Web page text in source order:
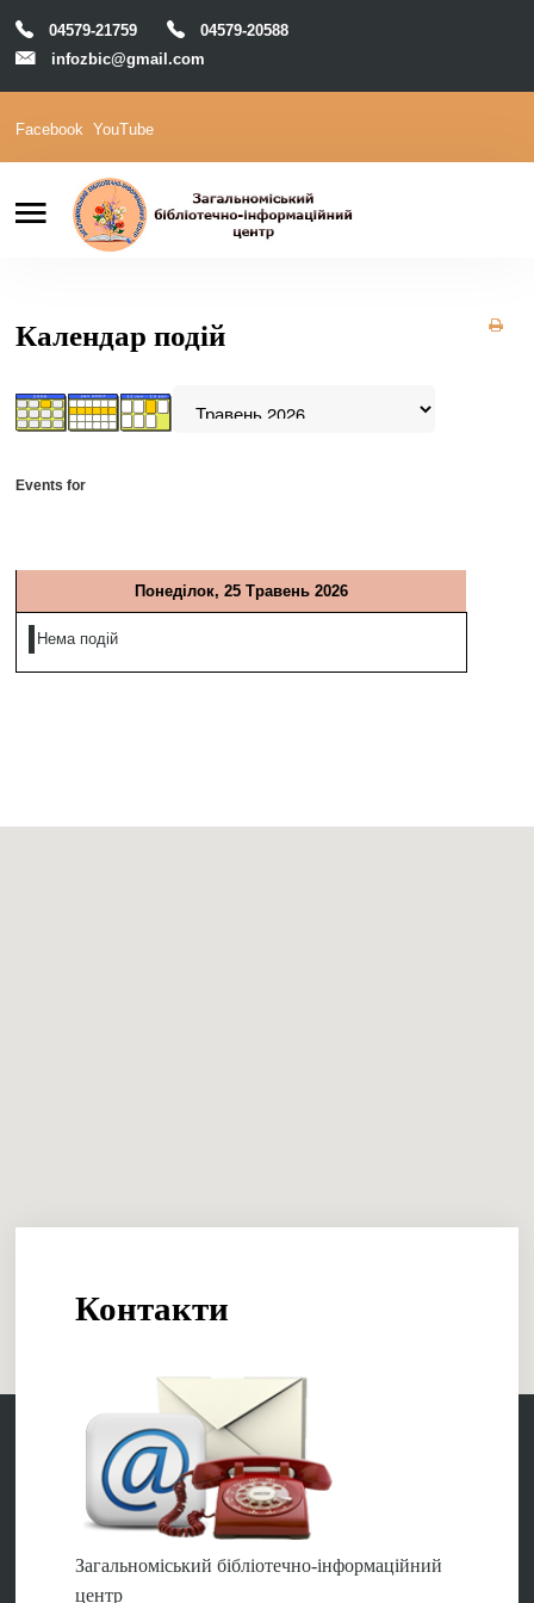
Головна
Відділи
М-Архів
Е-Каталог
04579-21759
04579-20588
infozbic@gmail.com
Пошук
Facebook YouTube
Календар подій
Events for
Понеділок, 25 Травень 2026
Нема подій
Контакти
Загальноміський бібліотечно-інформаційний
центр